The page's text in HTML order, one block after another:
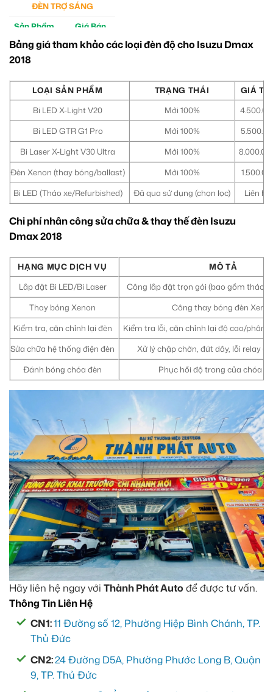
ĐÈN TRỢ SÁNG
Sản Phẩm
Giá Bán
M30 Ultra
4tr5
Aozoom EX3
Bảng giá tham khảo các loại đèn độ cho Isuzu Dmax
2018
LOẠI SẢN PHẨM TRẠNG THÁI
GIÁ
Bi LED X-Light V20
Mới 100%
Bi LED GTR G1 Pro
Mới 100%
Bi Laser X-Light V30 Ultra
Mới 100%
Đèn Xenon (thay bóng/ballast)
Mới 100%
Bi LED (Tháo xe/Refurbished)
Đã qua sử dụng (chọn lọc) Liên
Chi phí nhân công sửa chữa & thay thế đèn Isuzu
Dmax 2018
HẠNG MỤC DỊCH VỤ
MÔ TẢ
Lắp đặt Bi LED/Bi Laser
Công lắp đặt trọn gói (bao gồm tháo
Thay bóng Xenon
Công thay bóng đèn
Kiểm tra, căn chỉnh lại đèn
Kiểm tra lỗi, căn chỉnh lại độ cao/phân
Sửa chữa hệ thống điện đèn
Xử lý chập chờn, đứt dây, lỗi relay
Đánh bóng chóa đèn
Phục hồi độ trong của chóa
Hãy liên hệ ngay với Thành Phát Auto để được tư vấn.
Thông Tin Liên Hệ
CN1:11 Đường số 12, Phường Hiệp Bình Chánh, TP.
Thủ Đức
CN2:24 Đường D5A, Phường Phước Long B, Quận
9, TP. Thủ Đức